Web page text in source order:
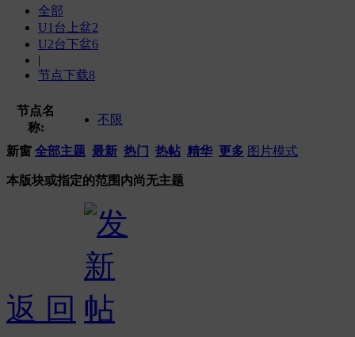
全部
U1台上盆2
U2台下盆6
|
节点下载8
节点名
称:
不限
新窗 全部主题 最新 热门 热帖 精华 更多 图片模式
本版块或指定的范围内尚无主题
返 回